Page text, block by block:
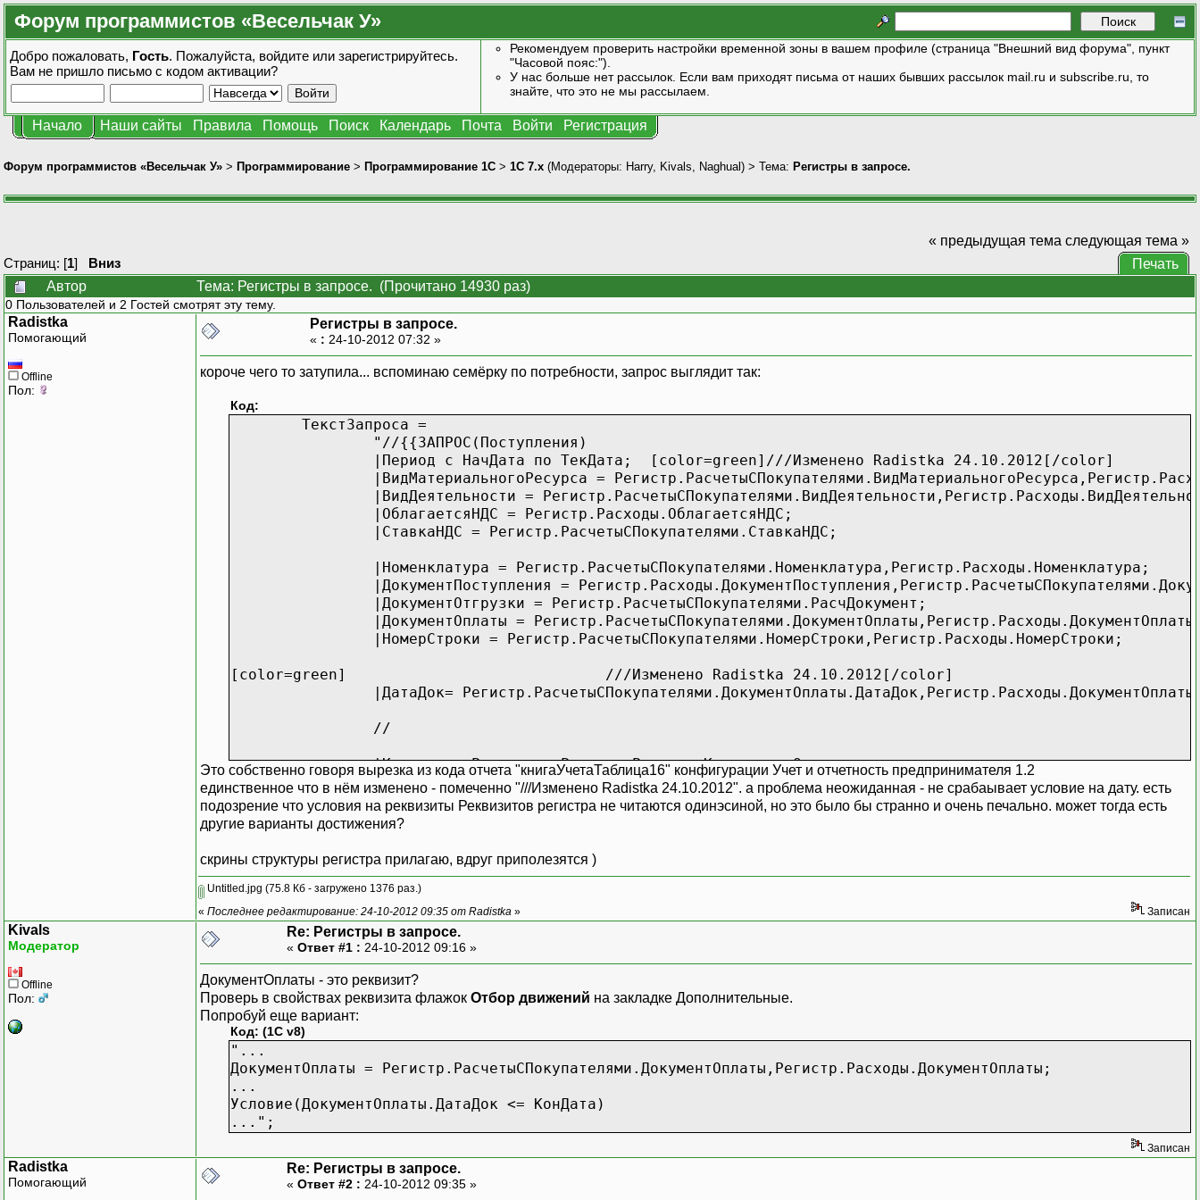
Форум программистов «Весельчак У»
Добро пожаловать, Гость. Пожалуйста, войдите или зарегистрируйтесь.
Вам не пришло письмо с кодом активации?
Рекомендуем проверить настройки временной зоны в вашем профиле (страница "Внешний вид форума", пункт
"Часовой пояс:").
У нас больше нет рассылок. Если вам приходят письма от наших бывших рассылок mail.ru и subscribe.ru, то
знайте, что это не мы рассылаем.
Начало Наши сайты Правила Помощь Поиск Календарь Почта Войти Регистрация
Форум программистов «Весельчак У» > Программирование > Программирование 1С > 1С 7.x (Модераторы: Harry, Kivals Naghual) > Тема: Регистры в запросе.
Страниц: [1] Вниз
« предыдущая тема следующая тема »
Печать
Автор
Тема: Регистры в запросе. (Прочитано 14930 раз)
0 Пользователей и 2 Гостей смотрят эту тему.
Radistka
Помогающий
Offline
Пол:
Регистры в запросе.
« : 24-10-2012 07:32 »
короче чего то затупила... вспоминаю семёрку по потребности, запрос выглядит так:
Код:
ТекстЗапроса =
"//{{ЗАПРОС(Поступления)
|Период с НачДата по ТекДата; [color=green]///Изменено Radistka 24.10.2012[/color]
|ВидМатериальногоРесурса =
|ВидДеятельности =
|ОблагаетсяНДС = Регистр.Расходы.ОблагаетсяНДС;
|СтавкаНДС = Регистр.РасчетыСПокупателями.СтавкаНДС;
|Номенклатура = Регистр.РасчетыСПокупателями.Номенклатура,Регистр.Расходы.Номенклатура;
|ДокументПоступления =
|ДокументОтгрузки = Регистр.РасчетыСПокупателями.РасчДокумент;
|ДокументОплаты =
|НомерСтроки = Регистр.РасчетыСПокупателями.НомерСтроки,Регистр.Расходы.НомерСтроки;
[color=green] ///Изменено Radistka 24.10.2012[/color]
|ДатаДок=
//
|КоличествоРасходы = Регистр.Расходы.КоличествоОплаченное;
|СтоимостьРасходы = Регистр.Расходы.СтоимостьОплаченная;
|СтоимостьПодлежащаяРеализации = Регистр.Расходы.СтоимостьОплаченная;
|КоличествоРасчеты = Регистр.РасчетыСПокупателями.Количество;
|СтоимостьРасчеты = Регистр.РасчетыСПокупателями.СтоимостьОплаченная;
|УчетнаяСтоимостьРасчеты = Регистр.РасчетыСПокупателями.Стоимость;
|Задолженность = Регистр.РасчетыСПокупателями.Сумма;
|НП = Регистр.РасчетыСПокупателями.СуммаНП;
|НДС = Регистр.РасчетыСПокупателями.СуммаНДС;
|Функция КоличествоНачОст = НачОст(КоличествоРасходы);
|Функция КоличествоПриход = Приход(КоличествоРасходы);
|Функция СтоимостьПриход = Приход(СтоимостьРасходы);
|Функция УчетноеКоличествоРасчетыРасход = Расход(КоличествоРасчеты);
|Функция УчетноеКоличествоРасчетыКонОст = КонОст(КоличествоРасчеты);
|Функция УчетнаяСтоимостьРасчетыНачОст = НачОст(УчетнаяСтоимостьРасчеты);
Это собственно говоря вырезка из кода отчета "книгаУчетаТаблица16" конфигурации Учет и отчетность предпринимателя 1.2
единственное что в нём изменено - помеченно "///Изменено Radistka 24.10.2012". а проблема неожиданная - не срабаывает условие на дату. есть
подозрение что условия на реквизиты Реквизитов регистра не читаются одинэсиной, но это было бы странно и очень печально. может тогда есть
другие варианты достижения?
скрины структуры регистра прилагаю, вдруг приполезятся )
Untitled.jpg (75.8 Кб - загружено 1376 раз.)
« Последнее редактирование: 24-10-2012 09:35 от Radistka » Записан
Kivals
Модератор
Offline
Пол:
Re: Регистры в запросе.
« Ответ #1 : 24-10-2012 09:16 »
ДокументОплаты - это реквизит?
Проверь в свойствах реквизита флажок Отбор движений на закладке Дополнительные.
Попробуй еще вариант:
Код: (1C v8)
"...
ДокументОплаты = Регистр.РасчетыСПокупателями.ДокументОплаты,Регистр.Расходы.ДокументОплаты;
...
Условие(ДокументОплаты.ДатаДок <= КонДата)
..." ;
Записан
Radistka
Помогающий
Re: Регистры в запросе.
« Ответ #2 : 24-10-2012 09:35 »